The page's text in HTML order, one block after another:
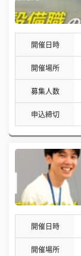
開催日時
開催場所
募集人数
申込締切
開催日時
開催場所